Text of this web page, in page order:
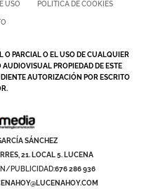
USO POLÍTICA DE COOKIES
O PARCIAL O EL USO DE CUALQUIER
PROPIEDAD DE ESTE
AUTORIZACIÓN POR ESCRITO
SÁNCHEZ
21. LOCAL 5. LUCENA
PUBLICIDAD:676 286 936